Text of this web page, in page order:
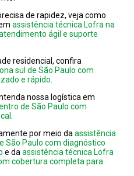
de rapidez, veja como
assistência técnica Lofra na
ágil e suporte
residencial, confira
sul de São Paulo com
e rápido
nossa logística em
de São Paulo com
por meio da assistência
São Paulo com diagnóstico
e da assistência técnica Lofra
cobertura completa para